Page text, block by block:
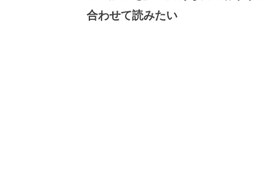
合わせて読みたい